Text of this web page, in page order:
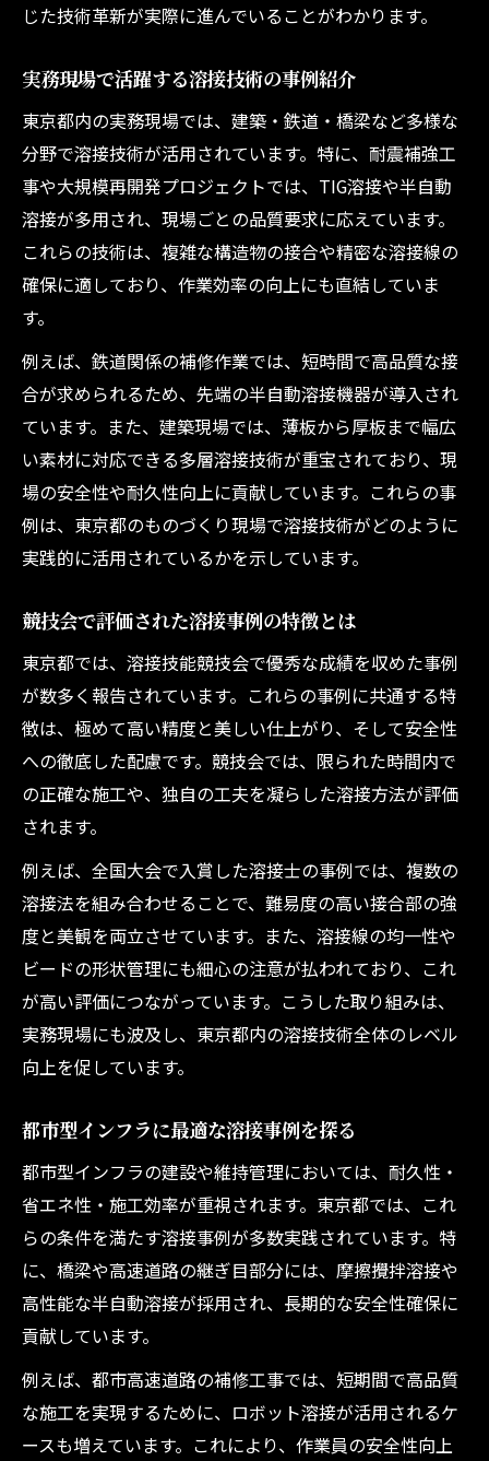
競技会で差がつく溶接スキルの磨き方
話題の溶接手法から東京都の進化を知る
注目される溶接手法から東京都の進化を探
る
新旧融合が生む東京都の溶接技術発展史
最新の溶接手法が現場改革を促進する理由
東京都で広がる話題の溶接技術を解説
溶接事例から見出す未来技術の可能性
東京都の事例が拓く溶接の新展望とは
溶接現場の進化がもたらす可能性を探訪
新たな溶接事例が示す成長のヒント
事例を通じて考える溶接技術の拡大性
じた技術革新が実際に進んでいることがわかります。
実務現場で活躍する溶接技術の事例紹介
東京都内の実務現場では、建築・鉄道・橋梁など多様な
分野で溶接技術が活用されています。特に、耐震補強工
事や大規模再開発プロジェクトでは、TIG溶接や半自動
溶接が多用され、現場ごとの品質要求に応えています。
これらの技術は、複雑な構造物の接合や精密な溶接線の
確保に適しており、作業効率の向上にも直結していま
す。
例えば、鉄道関係の補修作業では、短時間で高品質な接
合が求められるため、先端の半自動溶接機器が導入され
ています。また、建築現場では、薄板から厚板まで幅広
い素材に対応できる多層溶接技術が重宝されており、現
場の安全性や耐久性向上に貢献しています。これらの事
例は、東京都のものづくり現場で溶接技術がどのように
実践的に活用されているかを示しています。
競技会で評価された溶接事例の特徴とは
東京都では、溶接技能競技会で優秀な成績を収めた事例
が数多く報告されています。これらの事例に共通する特
徴は、極めて高い精度と美しい仕上がり、そして安全性
への徹底した配慮です。競技会では、限られた時間内で
の正確な施工や、独自の工夫を凝らした溶接方法が評価
されます。
例えば、全国大会で入賞した溶接士の事例では、複数の
溶接法を組み合わせることで、難易度の高い接合部の強
度と美観を両立させています。また、溶接線の均一性や
ビードの形状管理にも細心の注意が払われており、これ
が高い評価につながっています。こうした取り組みは、
実務現場にも波及し、東京都内の溶接技術全体のレベル
向上を促しています。
都市型インフラに最適な溶接事例を探る
都市型インフラの建設や維持管理においては、耐久性・
省エネ性・施工効率が重視されます。東京都では、これ
らの条件を満たす溶接事例が多数実践されています。特
に、橋梁や高速道路の継ぎ目部分には、摩擦攪拌溶接や
高性能な半自動溶接が採用され、長期的な安全性確保に
貢献しています。
例えば、都市高速道路の補修工事では、短期間で高品質
な施工を実現するために、ロボット溶接が活用されるケ
ースも増えています。これにより、作業員の安全性向上